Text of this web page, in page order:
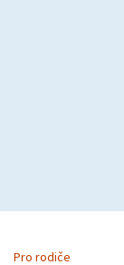
Pro rodiče